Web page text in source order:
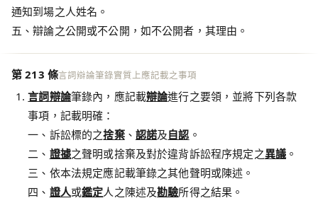
通知到場之人姓名。
五、辯論之公開或不公開，如不公開者，其理由。
第 213 條言詞辯論筆錄實質上應記載之事項
言詞辯論筆錄內，應記載辯論進行之要領，並將下列各款
事項，記載明確：
一、訴訟標的之捨棄、 認諾及自認 。
二、 證據之聲明或捨棄及對於違背訴訟程序規定之異議。
三、依本法規定應記載筆錄之其他聲明或陳述。
四、 證人或鑑定人之陳述及勘驗所得之結果。